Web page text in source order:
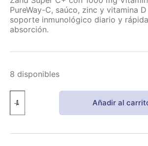
PureWay-C, saúco, zinc y vitamina
soporte inmunológico diario y rápida
absorción.
8 disponibles
Immunity
Super
1000mg
Añadir al